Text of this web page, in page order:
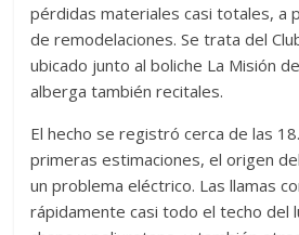
pérdidas materiales casi totales, a
de remodelaciones. Se trata del
ubicado junto al boliche La Misión
alberga también recitales.
El hecho se registró cerca de las
primeras estimaciones, el origen
un problema eléctrico. Las llamas
rápidamente casi todo el techo del